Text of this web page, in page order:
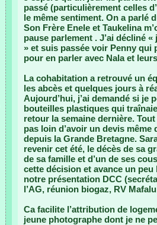
passé (particulièrement celles
le même sentiment. On a parlé
Son Frère Enele et Taukelina
pause parlement . J’ai décliné
» et suis passée voir Penny qui
pour en parler avec Nala et
La cohabitation a retrouvé un
les abcès et quelques jours à
Aujourd’hui, j’ai demandé si je
bouteilles plastiques qui
retour la semaine dernière.
pas loin d’avoir un devis
depuis la Grande Bretagne.
revenir cet été, le décès de sa
de sa famille et d’un de ses
cette décision et avance un
notre présentation DCC
l’AG, réunion biogaz, RV
Ca facilite l’attribution de
jeune photographe dont je ne